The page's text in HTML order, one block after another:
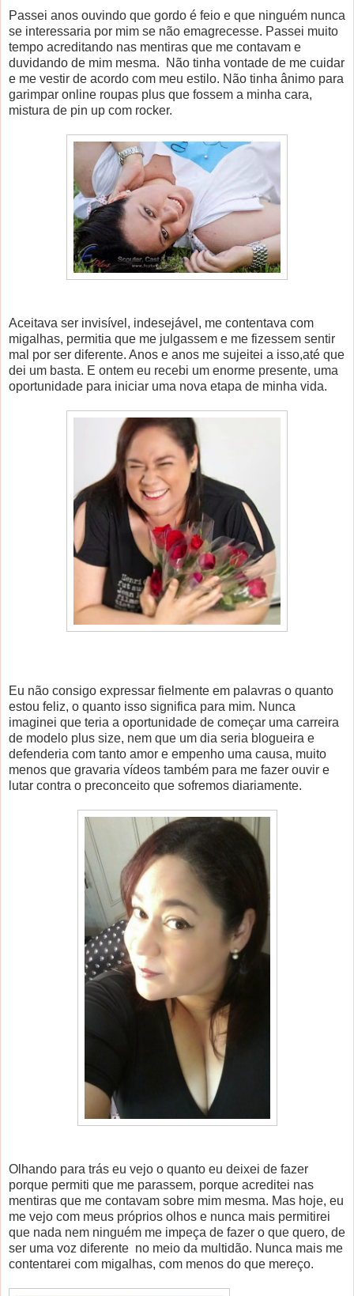
Passei anos ouvindo que gordo é feio e que ninguém nunca
se interessaria por mim se não emagrecesse. Passei muito
tempo acreditando nas mentiras que me contavam e
duvidando de mim mesma. Não tinha vontade de me cuidar
e me vestir de acordo com meu estilo. Não tinha ânimo para
garimpar online roupas plus que fossem a minha cara,
mistura de pin up com rocker.
Aceitava ser invisível, indesejável, me contentava com
migalhas, permitia que me julgassem e me fizessem sentir
mal por ser diferente. Anos e anos me sujeitei a isso,até que
dei um basta. E ontem eu recebi um enorme presente, uma
oportunidade para iniciar uma nova etapa de minha vida.
Eu não consigo expressar fielmente em palavras o quanto
estou feliz, o quanto isso significa para mim. Nunca
imaginei que teria a oportunidade de começar uma carreira
de modelo plus size, nem que um dia seria blogueira e
defenderia com tanto amor e empenho uma causa, muito
menos que gravaria vídeos também para me fazer ouvir e
lutar contra o preconceito que sofremos diariamente.
Olhando para trás eu vejo o quanto eu deixei de fazer
porque permiti que me parassem, porque acreditei nas
mentiras que me contavam sobre mim mesma. Mas hoje, eu
me vejo com meus próprios olhos e nunca mais permitirei
que nada nem ninguém me impeça de fazer o que quero, de
ser uma voz diferente no meio da multidão. Nunca mais me
contentarei com migalhas, com menos do que mereço.